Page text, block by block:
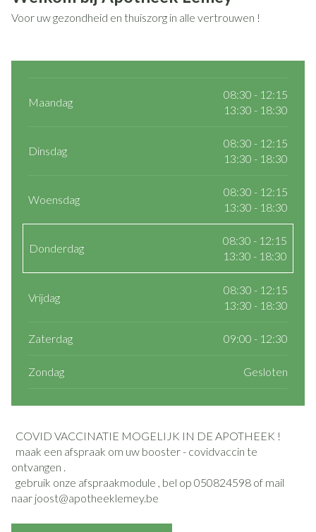
Voor uw gezondheid en thuiszorg in alle vertrouwen !
Maandag
08:30 - 12:15
13:30 - 18:30
Dinsdag
08:30 - 12:15
13:30 - 18:30
Woensdag
08:30 - 12:15
13:30 - 18:30
Donderdag
08:30 - 12:15
13:30 - 18:30
Vrijdag
08:30 - 12:15
13:30 - 18:30
Zaterdag 09:00 - 12:30
Zondag Gesloten
COVID VACCINATIE MOGELIJK IN DE APOTHEEK !
maak een afspraak om uw booster - covidvaccin te
ontvangen .
gebruik onze afspraakmodule , bel op 050824598 of mail
naar joost@apotheeklemey.be